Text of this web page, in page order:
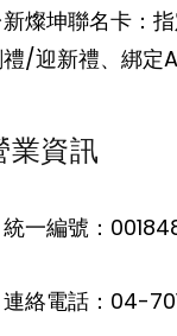
燦坤聯名卡：
/迎新禮、綁定
業資訊
一編號：
絡電話：04-